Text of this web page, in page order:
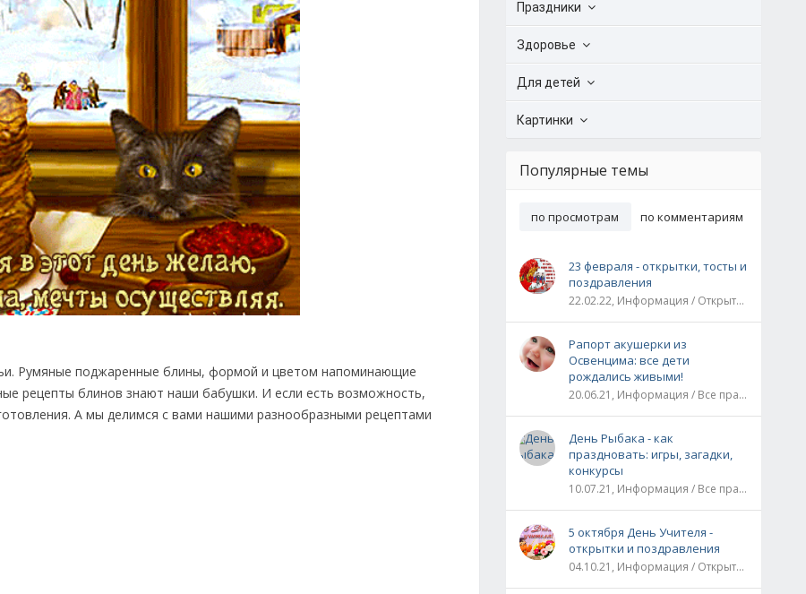
Румяные поджаренные блины, формой и цветом напоминающие
рецепты блинов знают наши бабушки. И если есть возможность,
А мы делимся с вами нашими разнообразными рецептами
Праздники
Здоровье
Для детей
Картинки
Популярные темы
по просмотрам по комментариям
23 февраля - открытки, тосты и
поздравления
22.02.22, Информация / Открытки / Все праздники
Рапорт акушерки из
Освенцима: все дети
рождались живыми!
20.06.21, Информация / Все праздники / Рассказы и истории
День Рыбака - как
праздновать: игры, загадки,
конкурсы
10.07.21, Информация / Все праздники
5 октября День Учителя -
открытки и поздравления
04.10.21, Информация / Открытки / Все праздники